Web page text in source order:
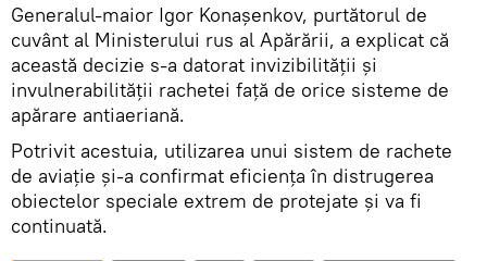
Generalul-maior Igor Konașenkov, purtătorul de
cuvânt al Ministerului rus al Apărării, a explicat că
această decizie s-a datorat invizibilității și
invulnerabilității rachetei față de orice sisteme de
apărare antiaeriană.
Potrivit acestuia, utilizarea unui sistem de rachete
de aviație și-a confirmat eficiența în distrugerea
obiectelor speciale extrem de protejate și va fi
continuată.